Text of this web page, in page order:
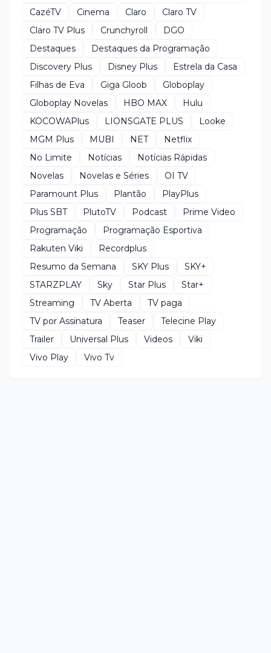
CazéTV
Cinema Claro
Claro TV
Claro TV Plus
Crunchyroll
DGO
Destaques
Destaques da Programação
Discovery Plus
Disney Plus
Estrela da Casa
Filhas de Eva
Giga Gloob
Globoplay
Globoplay Novelas
HBO MAX
Hulu
KOCOWAPlus
LIONSGATE PLUS
Looke
MGM Plus
MUBI NET
Netflix
No Limite
Notícias
Notícias Rápidas
Novelas
Novelas e Séries
OI TV
Paramount Plus
Plantão
PlayPlus
Plus SBT
PlutoTV Podcast
Prime Video
Programação
Programação Esportiva
Rakuten Viki
Recordplus
Resumo da Semana
SKY Plus
SKY+
STARZPLAY
Sky Star Plus
Star+
Streaming
TV Aberta
TV paga
TV por Assinatura
Teaser
Telecine Play
Trailer
Universal Plus Videos
Viki
Vivo Play
Vivo Tv